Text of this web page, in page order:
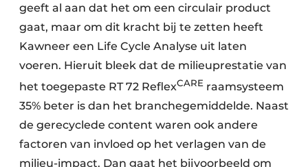
geeft al aan dat het om een circulair product
gaat, maar om dit kracht bij te zetten heeft
Kawneer een Life Cycle Analyse uit laten
voeren. Hieruit bleek dat de milieuprestatie van
het toegepaste RT 72 ReflexCARE raamsysteem
35% beter is dan het branchegemiddelde. Naast
de gerecyclede content waren ook andere
factoren van invloed op het verlagen van de
milieu-impact. Dan gaat het bijvoorbeeld om